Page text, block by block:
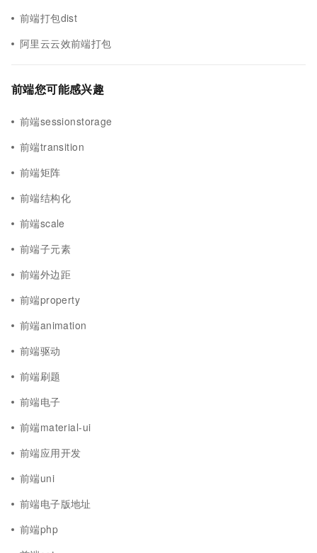
前端打包dist
阿里云云效前端打包
前端您可能感兴趣
前端sessionstorage
前端transition
前端矩阵
前端结构化
前端scale
前端子元素
前端外边距
前端property
前端animation
前端驱动
前端刷题
前端电子
前端material-ui
前端应用开发
前端uni
前端电子版地址
前端php